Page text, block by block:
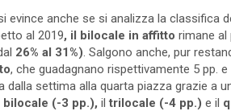
evince anche se si analizza la classifica
al 2019, il bilocale in affitto rimane
26% al 31%) . Salgono anche, pur
, che guadagnano rispettivamente 5 pp.
dalla settima alla quarta piazza grazie a
bilocale (-3 pp.), iltrilocale (-4 pp.) e il